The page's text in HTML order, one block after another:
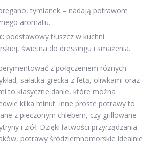
tymianek – nadają potrawom
aromatu.
podstawowy tłuszcz w kuchni
świetna do dressingu i smażenia.
z połączeniem różnych
sałatka grecka z fetą, oliwkami oraz
to klasyczne danie, które można
kilka minut. Inne proste potrawy to
z pieczonym chlebem, czy grillowane
i ziół. Dzięki łatwości przyrządzania
potrawy śródziemnomorskie idealnie